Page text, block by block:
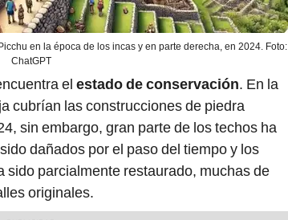
en la época de los incas y en parte derecha, en 2024. Foto:
ChatGPT
el estado de conservación. En la
cubrían las construcciones de piedra
sin embargo, gran parte de los techos ha
dañados por el paso del tiempo y los
sido parcialmente restaurado, muchas de
originales.